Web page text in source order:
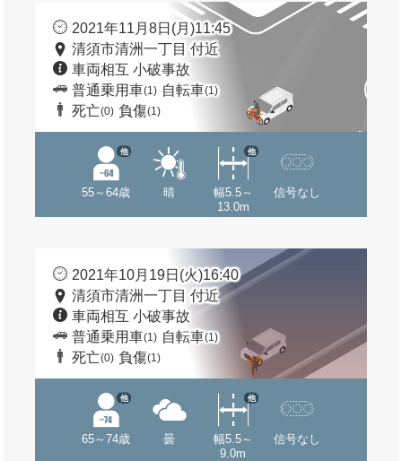
2021年11月8日(月)11:45
清須市清洲一丁目 付近
車両相互 小破事故
普通乗用車(1) 自転車(1)
死亡(0) 負傷(1)
55～64歳
他
晴
幅5.5～
13.0m
他
信号なし
2021年10月19日(火)16:40
清須市清洲一丁目 付近
車両相互 小破事故
普通乗用車(1) 自転車(1)
死亡(0) 負傷(1)
65～74歳
他
曇
幅5.5～
9.0m
他
信号なし